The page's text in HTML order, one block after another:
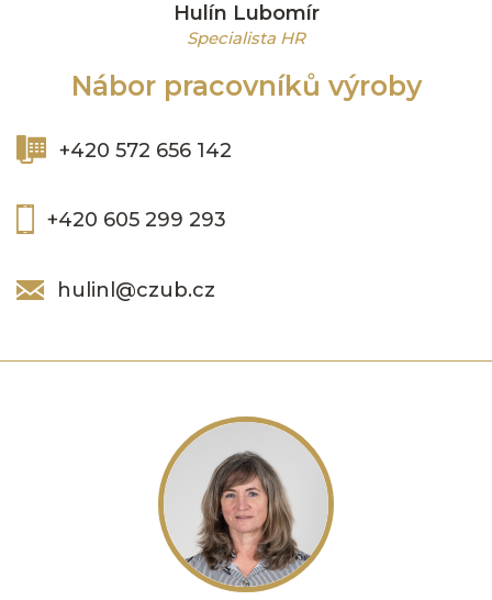
Nábor pracovníků výroby
+420 572 656 142
+420 605 299 293
hulinl@czub.cz
Hulín Lubomír
Specialista HR